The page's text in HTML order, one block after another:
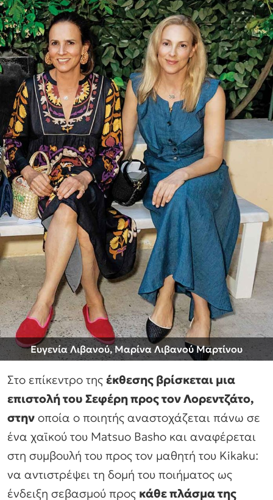
Ευγενία Λιβανού, Μαρίνα Λιβανού Μαρτίνου
Στο επίκεντρο της έκθεσης βρίσκεται μια
επιστολή του Σεφέρη προς τον Λορεντζάτο,
στην οποία ο ποιητής αναστοχάζεται πάνω σε
ένα χαϊκού του Matsuo Bashο και αναφέρεται
στη συμβουλή του προς τον μαθητή του Kikaku:
να αντιστρέψει τη δομή του ποιήματος ως
ένδειξη σεβασμού προς κάθε πλάσμα της